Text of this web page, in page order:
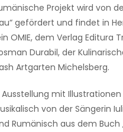
Projekt wird von
gefördert und findet in
OMIE, dem Verlag
Durabil, der
Artgarten Michelsberg.
mit Illustrationen
von der Sängerin
Rumänisch aus dem